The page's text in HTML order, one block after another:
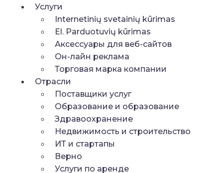
Услуги
Internetinių svetainių kūrimas
El. Parduotuvių kūrimas
Аксессуары для веб-сайтов
Он-лайн реклама
Торговая марка компании
Отрасли
Поставщики услуг
Образование и образование
Здравоохранение
Недвижимость и строительство
ИТ и стартапы
Верно
Услуги по аренде